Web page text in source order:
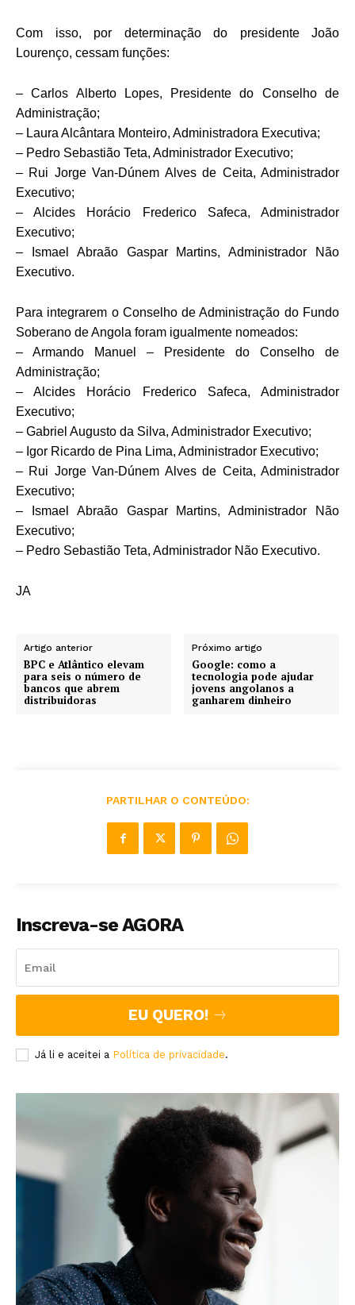
Com isso, por determinação do presidente João
Lourenço, cessam funções:
– Carlos Alberto Lopes, Presidente do Conselho de
Administração;
– Laura Alcântara Monteiro, Administradora Executiva;
– Pedro Sebastião Teta, Administrador Executivo;
– Rui Jorge Van-Dúnem Alves de Ceita, Administrador
Executivo;
– Alcides Horácio Frederico Safeca, Administrador
Executivo;
– Ismael Abraão Gaspar Martins, Administrador Não
Executivo.
Para integrarem o Conselho de Administração do Fundo
Soberano de Angola foram igualmente nomeados:
– Armando Manuel – Presidente do Conselho de
Administração;
– Alcides Horácio Frederico Safeca, Administrador
Executivo;
– Gabriel Augusto da Silva, Administrador Executivo;
– Igor Ricardo de Pina Lima, Administrador Executivo;
– Rui Jorge Van-Dúnem Alves de Ceita, Administrador
Executivo;
– Ismael Abraão Gaspar Martins, Administrador Não
Executivo;
– Pedro Sebastião Teta, Administrador Não Executivo.
JA
Artigo anterior
BPC e Atlântico elevam
para seis o número de
bancos que abrem
distribuidoras
Próximo artigo
Google: como a
tecnologia pode ajudar
jovens angolanos a
ganharem dinheiro
PARTILHAR O CONTEÚDO:
Inscreva-se AGORA
EU QUERO!
Já li e aceitei a Política de privacidade.